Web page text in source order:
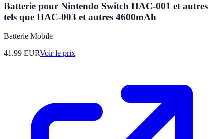
Batterie pour Nintendo Switch HAC-001 et autres
tels que HAC-003 et autres 4600mAh
Batterie Mobile
41.99 EURVoir le prix